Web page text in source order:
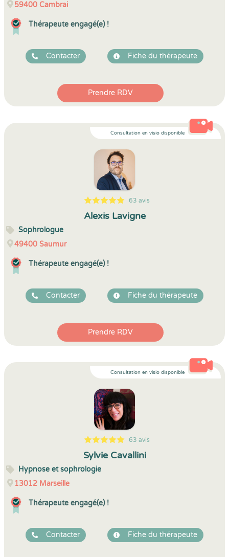
59400 Cambrai
Thérapeute engagé(e) !
Contacter Fiche du thérapeute
Prendre RDV
Consultation en visio disponible
5
1
5
63 63 avis
Alexis Lavigne
Sophrologue
49400 Saumur
Thérapeute engagé(e) !
Contacter Fiche du thérapeute
Prendre RDV
Consultation en visio disponible
5
1
5
63 63 avis
Sylvie Cavallini
Hypnose et sophrologie
13012 Marseille
Thérapeute engagé(e) !
Contacter Fiche du thérapeute